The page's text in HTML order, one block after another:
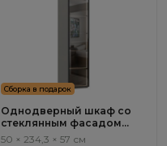
Сборка в подарок
Однодверный шкаф со
стеклянным фасадом
Бруно / Bruno BC1301.1.F
50 × 234,3 × 57 см